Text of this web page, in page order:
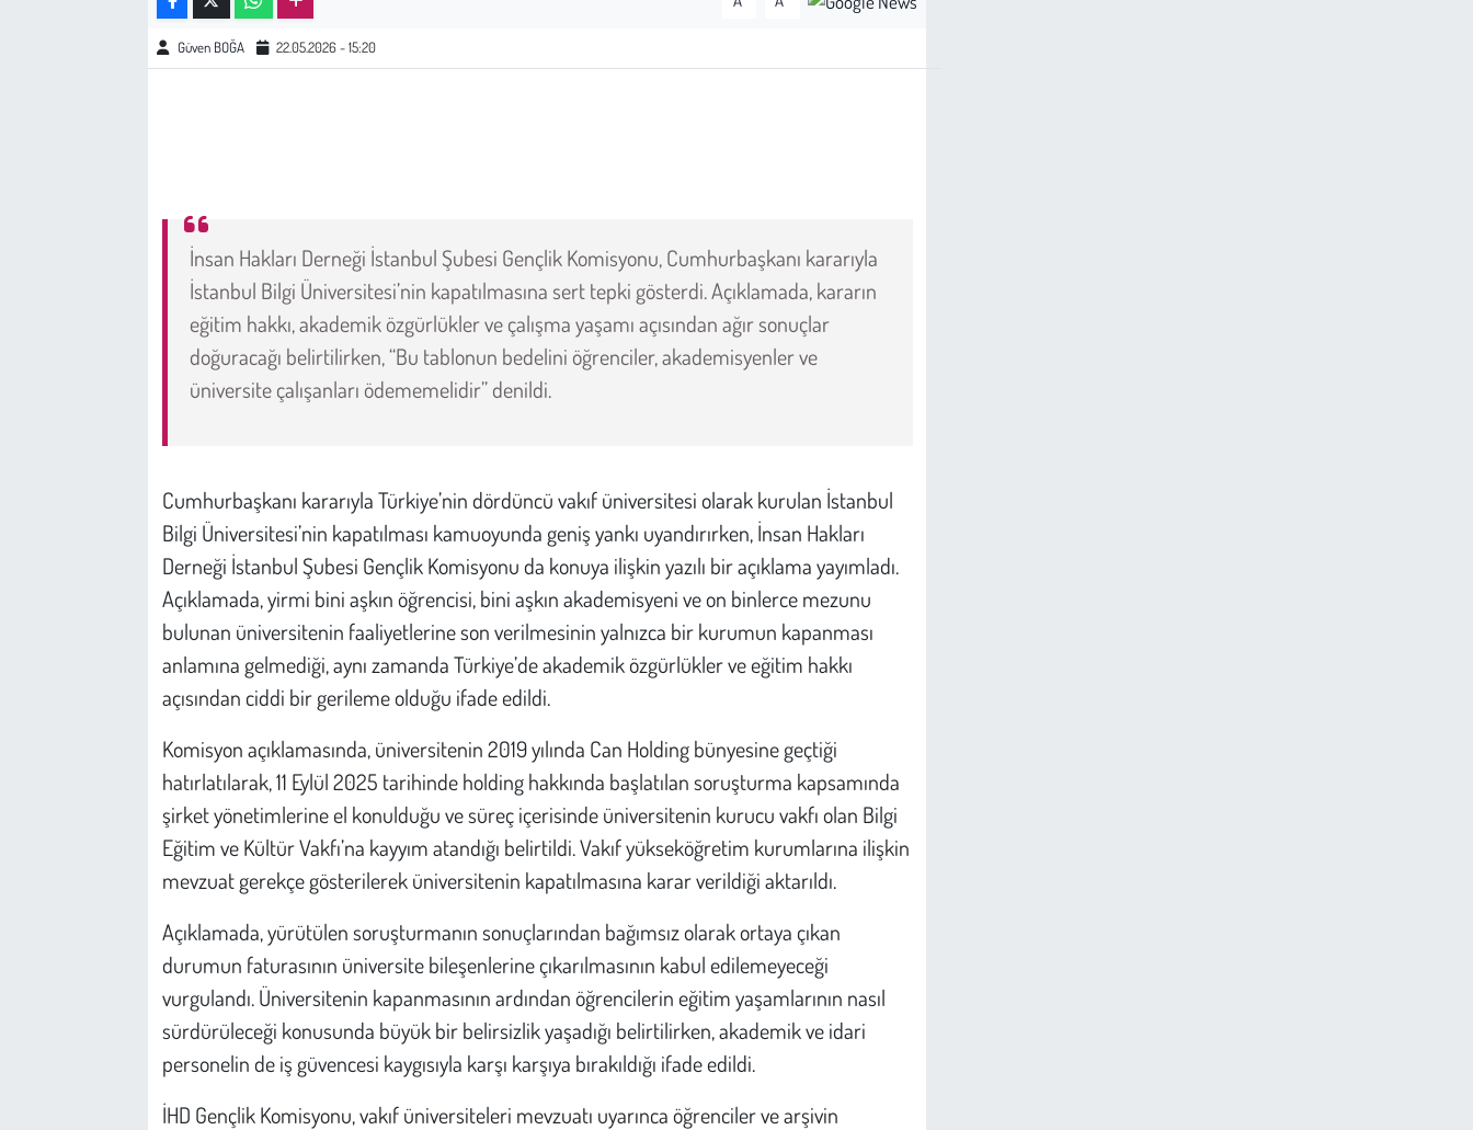
Güven BOĞA 22.05.2026 - 15:20
İnsan Hakları Derneği İstanbul Şubesi Gençlik Komisyonu, Cumhurbaşkanı kararıyla
İstanbul Bilgi Üniversitesi’nin kapatılmasına sert tepki gösterdi. Açıklamada, kararın
eğitim hakkı, akademik özgürlükler ve çalışma yaşamı açısından ağır sonuçlar
doğuracağı belirtilirken, “Bu tablonun bedelini öğrenciler, akademisyenler ve
üniversite çalışanları ödememelidir” denildi.
Cumhurbaşkanı kararıyla Türkiye’nin dördüncü vakıf üniversitesi olarak kurulan İstanbul
Bilgi Üniversitesi’nin kapatılması kamuoyunda geniş yankı uyandırırken, İnsan Hakları
Derneği İstanbul Şubesi Gençlik Komisyonu da konuya ilişkin yazılı bir açıklama yayımladı.
Açıklamada, yirmi bini aşkın öğrencisi, bini aşkın akademisyeni ve on binlerce mezunu
bulunan üniversitenin faaliyetlerine son verilmesinin yalnızca bir kurumun kapanması
anlamına gelmediği, aynı zamanda Türkiye’de akademik özgürlükler ve eğitim hakkı
açısından ciddi bir gerileme olduğu ifade edildi.
Komisyon açıklamasında, üniversitenin 2019 yılında Can Holding bünyesine geçtiği
hatırlatılarak, 11 Eylül 2025 tarihinde holding hakkında başlatılan soruşturma kapsamında
şirket yönetimlerine el konulduğu ve süreç içerisinde üniversitenin kurucu vakfı olan Bilgi
Eğitim ve Kültür Vakfı’na kayyım atandığı belirtildi. Vakıf yükseköğretim kurumlarına ilişkin
mevzuat gerekçe gösterilerek üniversitenin kapatılmasına karar verildiği aktarıldı.
Açıklamada, yürütülen soruşturmanın sonuçlarından bağımsız olarak ortaya çıkan
durumun faturasının üniversite bileşenlerine çıkarılmasının kabul edilemeyeceği
vurgulandı. Üniversitenin kapanmasının ardından öğrencilerin eğitim yaşamlarının nasıl
sürdürüleceği konusunda büyük bir belirsizlik yaşadığı belirtilirken, akademik ve idari
personelin de iş güvencesi kaygısıyla karşı karşıya bırakıldığı ifade edildi.
İHD Gençlik Komisyonu, vakıf üniversiteleri mevzuatı uyarınca öğrenciler ve arşivin